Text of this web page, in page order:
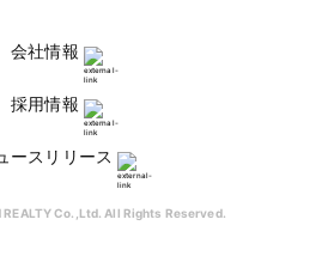
会社情報
採用情報
ースリリース
REALTY Co.,Ltd. All Rights Reserved.